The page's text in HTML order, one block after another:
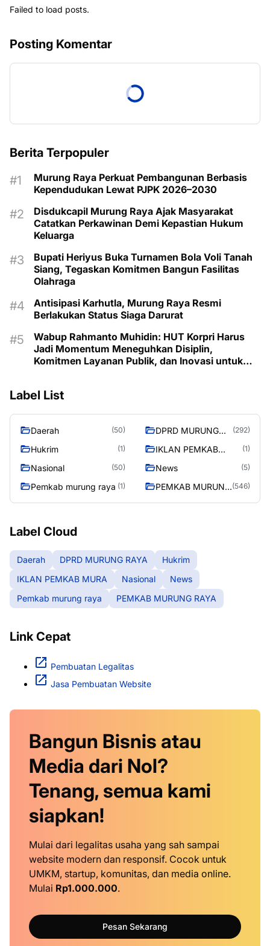
Failed to load posts.
Posting Komentar
Berita Terpopuler
Murung Raya Perkuat Pembangunan Berbasis
Kependudukan Lewat PJPK 2026–2030
Disdukcapil Murung Raya Ajak Masyarakat
Catatkan Perkawinan Demi Kepastian Hukum
Keluarga
Bupati Heriyus Buka Turnamen Bola Voli Tanah
Siang, Tegaskan Komitmen Bangun Fasilitas
Olahraga
Antisipasi Karhutla, Murung Raya Resmi
Berlakukan Status Siaga Darurat
Wabup Rahmanto Muhidin: HUT Korpri Harus
Jadi Momentum Meneguhkan Disiplin,
Komitmen Layanan Publik, dan Inovasi untuk
Label List
Daerah (50)
DPRD MURUNG
(292)
Hukrim (1)
IKLAN PEMKAB
(1)
Nasional (50) News (5)
Pemkab murung raya (1)
PEMKAB MURUNG (546)
Label Cloud
Daerah DPRD MURUNG RAYA
Hukrim
IKLAN PEMKAB MURA
Nasional
News
Pemkab murung raya
PEMKAB MURUNG RAYA
Link Cepat
Pembuatan Legalitas
Jasa Pembuatan Website
Bangun Bisnis atau
Media dari Nol?
Tenang, semua kami
siapkan!
Mulai dari legalitas usaha yang sah sampai
website modern dan responsif. Cocok untuk
UMKM, startup, komunitas, dan media online.
Mulai Rp1.000.000.
Pesan Sekarang